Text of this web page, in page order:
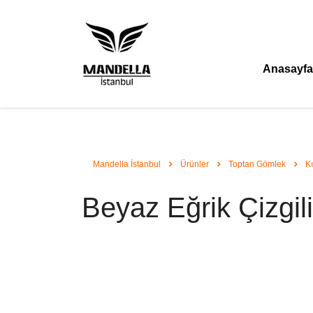
Anasayfa
Mandella İstanbul Ürünler Toptan Gömlek
Beyaz Eğrik